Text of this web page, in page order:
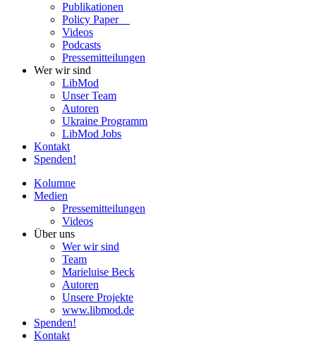
Publi­ka­tio­nen
Policy Paper
Videos
Pod­casts
Pres­se­mit­tei­lun­gen
Wer wir sind
LibMod
Unser Team
Autoren
Ukraine Pro­gramm
LibMod Jobs
Kontakt
Spenden!
Kolumne
Medien
Pres­se­mit­tei­lun­gen
Videos
Über uns
Wer wir sind
Team
Marie­luise Beck
Autoren
Unsere Pro­jekte
www.libmod.de
Spenden!
Kontakt